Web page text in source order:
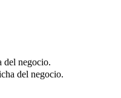
del negocio.
del negocio.